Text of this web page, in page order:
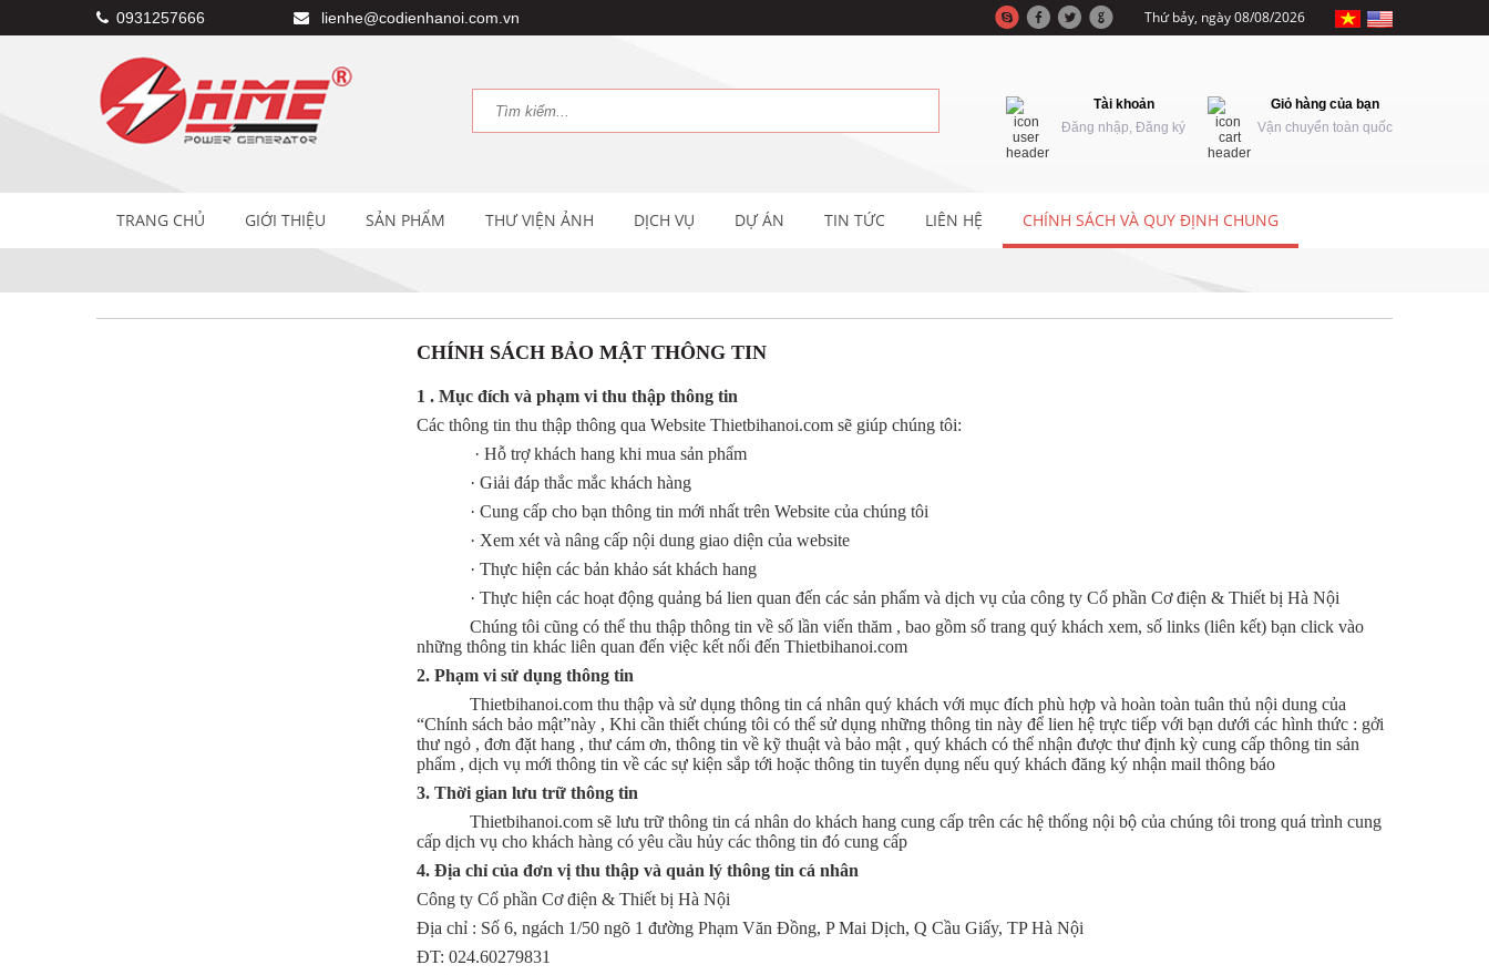
0931257666 lienhe@codienhanoi.com.vn Thứ bảy, ngày 08/08/2026
Tài khoản
Đăng nhập, Đăng ký
Giỏ hàng của bạn
Vận chuyển toàn quốc
TRANG CHỦ GIỚI THIỆU SẢN PHẨM THƯ VIỆN ẢNH DỊCH VỤ DỰ ÁN TIN TỨC LIÊN HỆ CHÍNH SÁCH VÀ QUY ĐỊNH CHUNG
CHÍNH SÁCH BẢO MẬT THÔNG TIN
1 . Mục đích và phạm vi thu thập thông tin
Các thông tin thu thập thông qua Website Thietbihanoi.com sẽ giúp chúng tôi:
· Hỗ trợ khách hang khi mua sản phẩm
· Giải đáp thắc mắc khách hàng
· Cung cấp cho bạn thông tin mới nhất trên Website của chúng tôi
· Xem xét và nâng cấp nội dung giao diện của website
· Thực hiện các bản khảo sát khách hang
· Thực hiện các hoạt động quảng bá lien quan đến các sản phẩm và dịch vụ của công ty Cổ phần Cơ điện & Thiết bị Hà Nội
Chúng tôi cũng có thể thu thập thông tin về số lần viến thăm , bao gồm số trang quý khách xem, số links (liên kết) bạn click vào
những thông tin khác liên quan đến việc kết nối đến Thietbihanoi.com
2. Phạm vi sử dụng thông tin
Thietbihanoi.com thu thập và sử dụng thông tin cá nhân quý khách với mục đích phù hợp và hoàn toàn tuân thủ nội dung của
“Chính sách bảo mật”này , Khi cần thiết chúng tôi có thể sử dụng những thông tin này để lien hệ trực tiếp với bạn dưới các hình thức : gởi
thư ngỏ , đơn đặt hang , thư cám ơn, thông tin về kỹ thuật và bảo mật , quý khách có thể nhận được thư định kỳ cung cấp thông tin sản
phẩm , dịch vụ mới thông tin về các sự kiện sắp tới hoặc thông tin tuyển dụng nếu quý khách đăng ký nhận mail thông báo
3. Thời gian lưu trữ thông tin
Thietbihanoi.com sẽ lưu trữ thông tin cá nhân do khách hang cung cấp trên các hệ thống nội bộ của chúng tôi trong quá trình cung
cấp dịch vụ cho khách hàng có yêu cầu hủy các thông tin đó cung cấp
4. Địa chỉ của đơn vị thu thập và quản lý thông tin cá nhân
Công ty Cổ phần Cơ điện & Thiết bị Hà Nội
Địa chỉ : Số 6, ngách 1/50 ngõ 1 đường Phạm Văn Đồng, P Mai Dịch, Q Cầu Giấy, TP Hà Nội
ĐT: 024.60279831